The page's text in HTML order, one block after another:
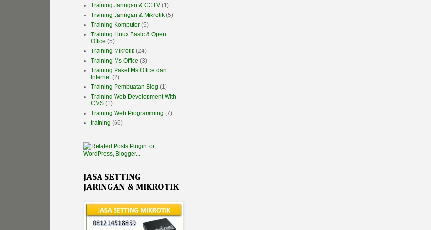
Training Jaringan & CCTV (1)
Training Jaringan & Mikrotik (5)
Training Komputer (5)
Training Linux Basic & Open
Office (5)
Training Mikrotik (24)
Training Ms Office (3)
Training Paket Ms Office dan
Internet (2)
Training Pembuatan Blog (1)
Training Web Development With
CMS (1)
Training Web Programming (7)
training (66)
JASA SETTING
JARINGAN & MIKROTIK